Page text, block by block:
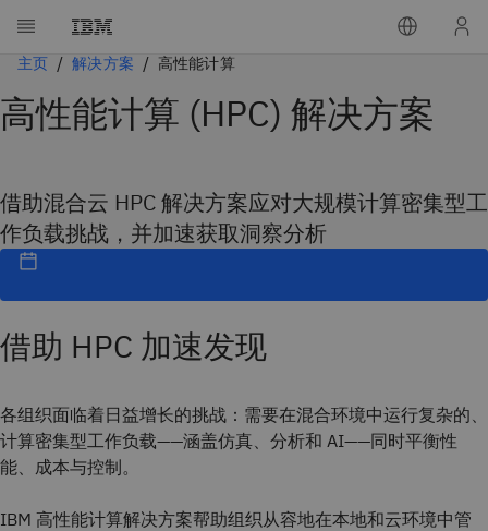
主页 解决方案 高性能计算
高性能计算 (HPC) 解决方案
借助混合云 HPC 解决方案应对大规模计算密集型工
作负载挑战，并加速获取洞察分析
借助 HPC 加速发现
各组织面临着日益增长的挑战：需要在混合环境中运行复杂的、
计算密集型工作负载——涵盖仿真、分析和 AI——同时平衡性
能、成本与控制。
IBM 高性能计算解决方案帮助组织从容地在本地和云环境中管